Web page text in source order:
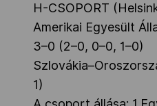
H-CSOPORT
Amerikai Egyesült
3–0 (2–0, 0–0, 1–0)
1)